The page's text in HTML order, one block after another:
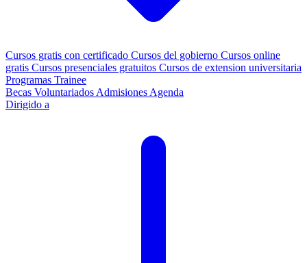
Cursos gratis con certificado Cursos del gobierno Cursos online
gratis Cursos presenciales gratuitos Cursos de extension universitaria
Programas Trainee
Becas Voluntariados Admisiones Agenda
Dirigido a